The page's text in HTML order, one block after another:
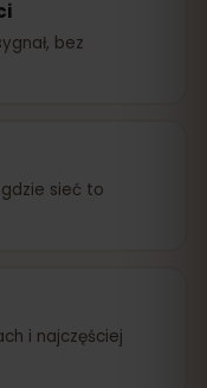
bez
sieć to
i najczęściej